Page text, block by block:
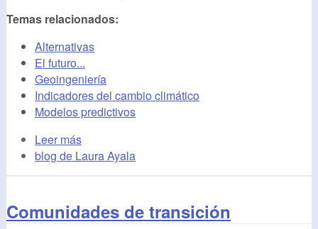
Temas relacionados:
Alternativas
El futuro...
Geoingeniería
Indicadores del cambio climático
Modelos predictivos
Leer más
blog de Laura Ayala
Comunidades de transición